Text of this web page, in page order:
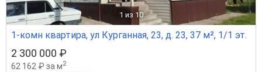
1 из 10
1-комн квартира, ул Курганная, 23, д. 23, 37 м², 1/1 эт.
2 300 000 ₽
62 162 ₽ за м2